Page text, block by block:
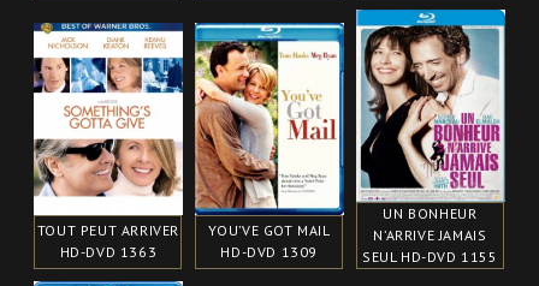
TOUT PEUT ARRIVER
HD-DVD 1363
YOU’VE GOT MAIL
HD-DVD 1309
UN BONHEUR
N’ARRIVE JAMAIS
SEUL HD-DVD 1155